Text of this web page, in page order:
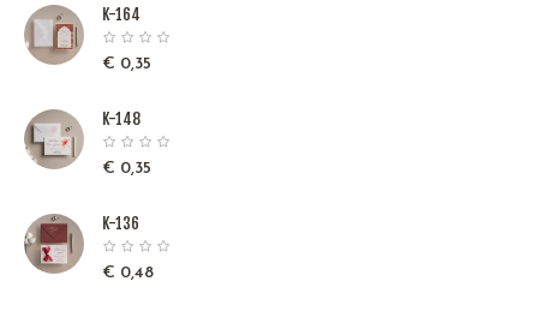
K-164
€ 0,35
K-148
€ 0,35
K-136
€ 0,48